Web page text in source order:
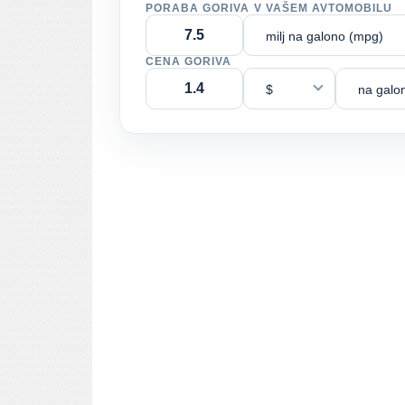
PORABA GORIVA V VAŠEM AVTOMOBILU
milj na galono (mpg)
CENA GORIVA
$ na